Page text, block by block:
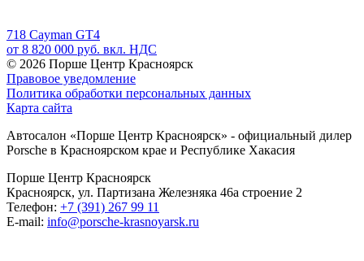
718 Cayman GT4
от 8 820 000 руб. вкл. НДС
© 2026 Порше Центр Красноярск
Правовое уведомление
Политика обработки персональных данных
Карта сайта
Автосалон «Порше Центр Красноярск» - официальный дилер
Porsche в Красноярском крае и Республике Хакасия
Порше Центр Красноярск
Красноярск, ул. Партизана Железняка 46а строение 2
Телефон: +7 (391) 267 99 11
E-mail: info@porsche-krasnoyarsk.ru